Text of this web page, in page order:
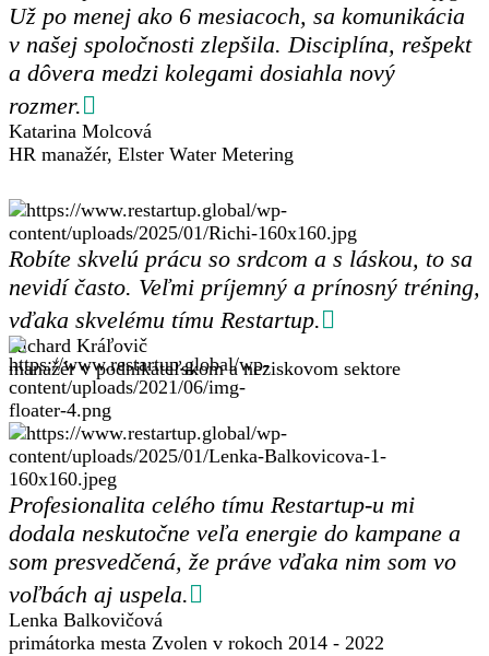
Už po menej ako 6 mesiacoch, sa komunikácia
v našej spoločnosti zlepšila. Disciplína, rešpekt
a dôvera medzi kolegami dosiahla nový
rozmer.
Katarina Molcová
HR manažér, Elster Water Metering
Robíte skvelú prácu so srdcom a s láskou, to sa
nevidí často. Veľmi príjemný a prínosný tréning,
vďaka skvelému tímu Restartup.
Richard Kráľovič
manažér v podnikateľskom a neziskovom sektore
Profesionalita celého tímu Restartup-u mi
dodala neskutočne veľa energie do kampane a
som presvedčená, že práve vďaka nim som vo
voľbách aj uspela.
Lenka Balkovičová
primátorka mesta Zvolen v rokoch 2014 - 2022